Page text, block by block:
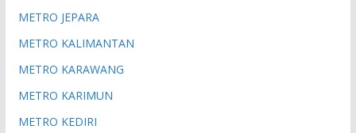
METRO JEPARA
METRO KALIMANTAN
METRO KARAWANG
METRO KARIMUN
METRO KEDIRI